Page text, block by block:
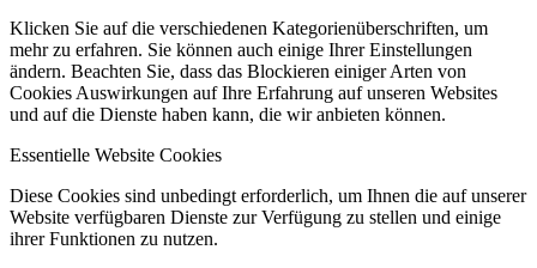
Klicken Sie auf die verschiedenen Kategorienüberschriften, um
mehr zu erfahren. Sie können auch einige Ihrer Einstellungen
ändern. Beachten Sie, dass das Blockieren einiger Arten von
Cookies Auswirkungen auf Ihre Erfahrung auf unseren Websites
und auf die Dienste haben kann, die wir anbieten können.
Essentielle Website Cookies
Diese Cookies sind unbedingt erforderlich, um Ihnen die auf unserer
Website verfügbaren Dienste zur Verfügung zu stellen und einige
ihrer Funktionen zu nutzen.